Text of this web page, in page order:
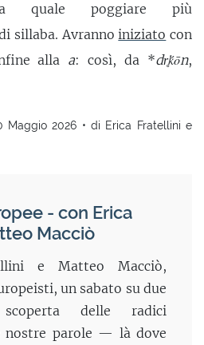
quale poggiare più
sillaba. Avrannoiniziato con
alla a: così, da *dr̥ḱōn,
Maggio 2026 • di Erica Fratellini e
- con Erica
Macciò
e Matteo Macciò,
un sabato su due
delle radici
nostre parole — là dove